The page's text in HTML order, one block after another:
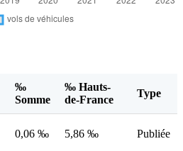
‰
Somme
‰ Hauts-
de-France
Type
0,06 ‰ 5,86 ‰ Publiée